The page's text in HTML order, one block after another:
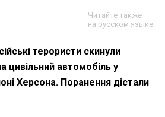
Читайте также
на русском языке
терористи скинули
цивільний автомобіль у
Херсона. Поранення дістали